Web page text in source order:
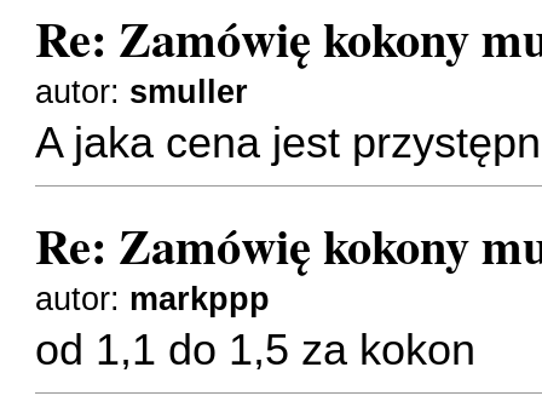
Re: Zamówię kokony
autor: smuller
A jaka cena jest
Re: Zamówię kokony
autor: markppp
od 1,1 do 1,5 za kokon